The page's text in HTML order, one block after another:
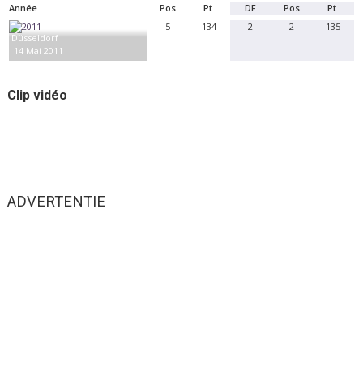
Année Pos Pt. DF Pos Pt.
Düsseldorf
14 Mai 2011
5 134 2 2 135
Clip vidéo
ADVERTENTIE